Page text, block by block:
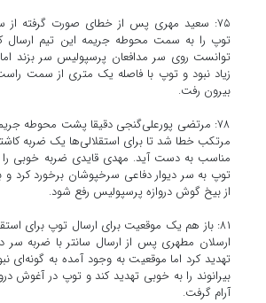
۷۵: سعید مهری پس از خطای صورت گرفته از
توپ را به سمت محوطه جریمه این تیم ارسال
توانست روی سر مدافعان پرسپولیس سر بزند
زیاد نبود و توپ با فاصله یک متری از سمت راست
بیرون رفت.
۷۸: مرتضی پورعلی‌گنجی دقیقا پشت محوطه
مرتکب خطا شد تا برای استقلالی‌ها یک ضربه
مناسب به دست آید. مهدی قایدی ضربه خوبی را
توپ به سر دیوار دفاعی سرخپوشان برخورد کرد و
از بیخ گوش دروازه پرسپولیس رفع شود.
۸۱: باز هم یک موقعیت برای ارسال توپ برای
ارسلان مطهری پس از ارسال سانتر با ضربه سر
تهدید کرد اما موقعیت به وجود آمده به گونه‌ای
بیرانوند را به خوبی تهدید کند و توپ در آغوش
آرام گرفت.